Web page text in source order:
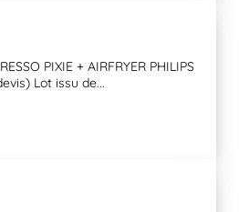
PIXIE + AIRFRYER PHILIPS
Lot issu de...